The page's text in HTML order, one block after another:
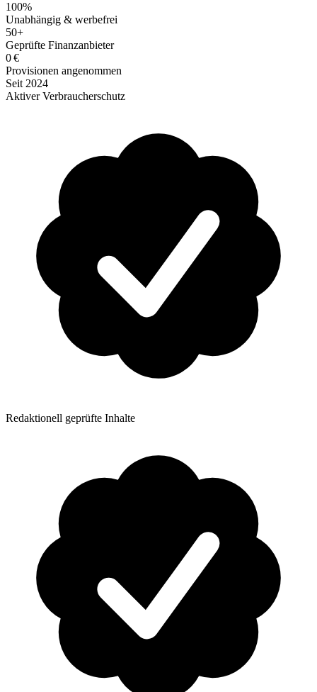
100%
Unabhängig & werbefrei
50+
Geprüfte Finanzanbieter
0 €
Provisionen angenommen
Seit 2024
Aktiver Verbraucherschutz
Redaktionell geprüfte Inhalte